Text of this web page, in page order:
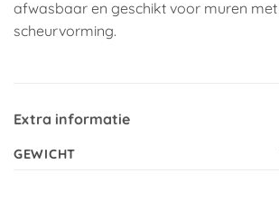
afwasbaar en geschikt voor muren
scheurvorming.
Extra informatie
GEWICHT